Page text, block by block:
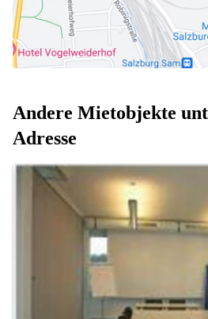
Andere Mietobjekte
Adresse